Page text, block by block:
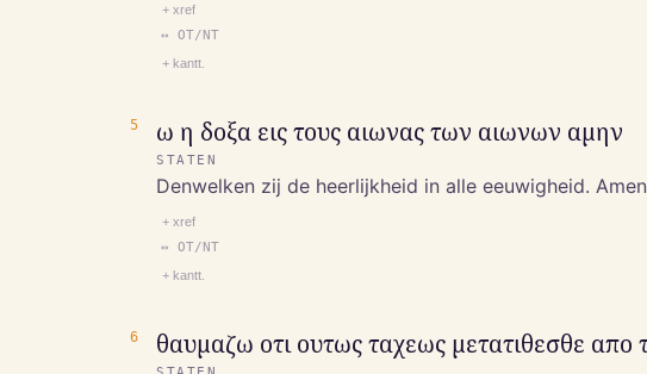
+ xref
↔ OT/NT
+ kantt.
5 ω η δοξα εις τους αιωνας των αιωνων αμην
STATEN
Denwelken zij de heerlijkheid in alle eeuwigheid.
+ xref
↔ OT/NT
+ kantt.
6 θαυμαζω οτι ουτως ταχεως μετατιθεσθε απο